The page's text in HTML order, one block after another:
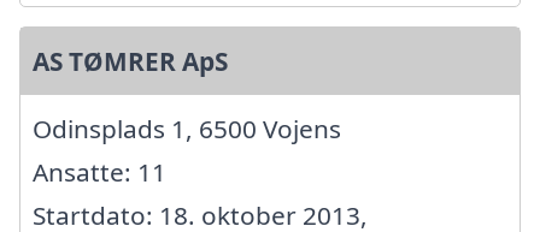
AS TØMRER ApS
Odinsplads 1, 6500 Vojens
Ansatte: 11
Startdato: 18. oktober 2013,